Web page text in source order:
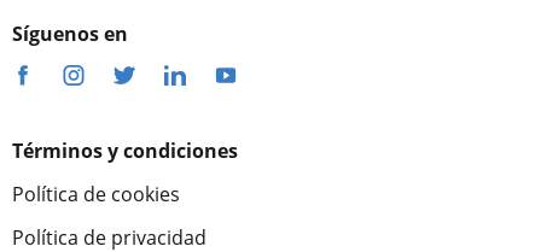
Síguenos en
Términos y condiciones
Política de cookies
Política de privacidad